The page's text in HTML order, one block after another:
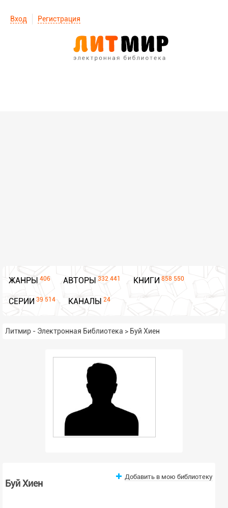
Вход Регистрация
ЖАНРЫ 406 АВТОРЫ 332 441 КНИГИ 858 550
СЕРИИ 39 514 КАНАЛЫ 24
Литмир - Электронная Библиотека > Буй Хиен
Буй Хиен
Добавить в мою библиотеку